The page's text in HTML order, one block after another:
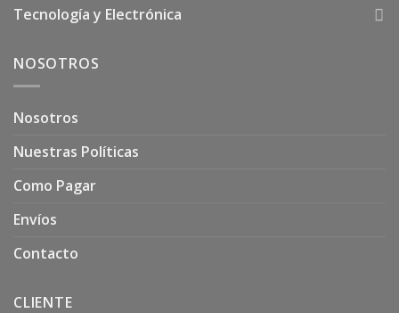
Tecnología y Electrónica
NOSOTROS
Nosotros
Nuestras Políticas
Como Pagar
Envíos
Contacto
CLIENTE